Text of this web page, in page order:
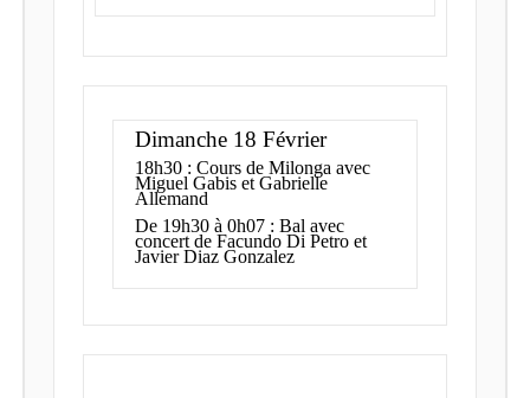
Dimanche 18 Février
18h30 : Cours de Milonga avec
Miguel Gabis et Gabrielle
Allemand
De 19h30 à 0h07 : Bal avec
concert de Facundo Di Petro et
Javier Diaz Gonzalez